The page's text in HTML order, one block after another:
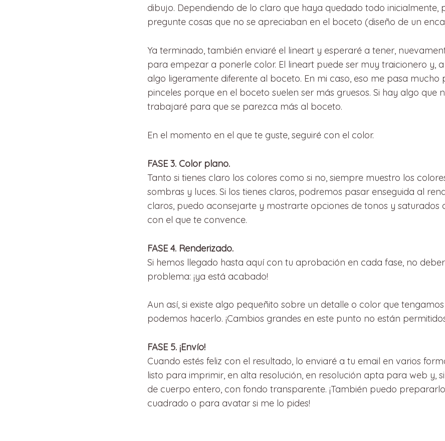
dibujo. Dependiendo de lo claro que haya quedado todo inicialmente,
pregunte cosas que no se apreciaban en el boceto (diseño de un
Ya terminado, también enviaré el lineart y esperaré a tener,
para empezar a ponerle color. El lineart puede ser muy traicionero y,
algo ligeramente diferente al boceto. En mi caso, eso me pasa mucho
pinceles porque en el boceto suelen ser más gruesos. Si hay algo que
trabajaré para que se parezca más al boceto.
En el momento en el que te guste, seguiré con el color.
FASE 3. Color plano.
Tanto si tienes claro los colores como si no, siempre muestro los
sombras y luces. Si los tienes claros, podremos pasar enseguida al
claros, puedo aconsejarte y mostrarte opciones de tonos y saturados
con el que te convence.
FASE 4. Renderizado.
Si hemos llegado hasta aquí con tu aprobación en cada fase, no
problema: ¡ya está acabado!
Aun así, si existe algo pequeñito sobre un detalle o color que
podemos hacerlo. ¡Cambios grandes en este punto no están
FASE 5. ¡Envío!
Cuando estés feliz con el resultado, lo enviaré a tu email en varios
listo para imprimir, en alta resolución, en resolución apta para web y,
de cuerpo entero, con fondo transparente. ¡También puedo
cuadrado o para avatar si me lo pides!